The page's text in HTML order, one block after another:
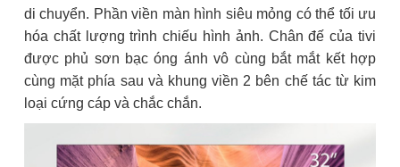
di chuyển. Phần viền màn hình siêu mỏng có thể tối ưu
hóa chất lượng trình chiếu hình ảnh. Chân đế của tivi
được phủ sơn bạc óng ánh vô cùng bắt mắt kết hợp
cùng mặt phía sau và khung viền 2 bên chế tác từ kim
loại cứng cáp và chắc chắn.